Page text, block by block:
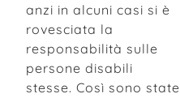
anzi in alcuni casi si è
rovesciata la
responsabilità sulle
persone disabili
stesse. Così sono state